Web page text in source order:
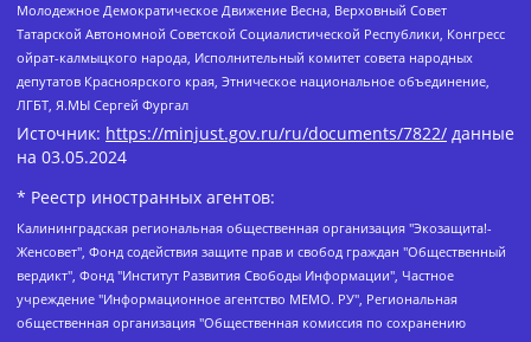
Молодежное Демократическое Движение Весна, Верховный Совет
Татарской Автономной Советской Социалистической Республики, Конгресс
ойрат-калмыцкого народа, Исполнительный комитет совета народных
депутатов Красноярского края, Этническое национальное объединение,
ЛГБТ, Я.МЫ Сергей Фургал
Источник: https://minjust.gov.ru/ru/documents/7822/ данные
на 03.05.2024
* Реестр иностранных агентов:
Калининградская региональная общественная организация "Экозащита!-Женсовет", Фонд содействия защите прав и свобод граждан "Общественный вердикт", Фонд "Институт Развития Свободы Информации", Частное учреждение "Информационное агентство МЕМО. РУ", Региональная общественная организация "Общественная комиссия по сохранению наследия академика Сахарова", Фонд поддержки свободы прессы, Санкт-Петербургская общественная правозащитная организация "Гражданский контроль", Межрегиональная общественная организация "Информационно-просветительский центр "Мемориал", Региональный Фонд "Центр Защиты Прав Средств Массовой Информации", с 05.12.2023 Фонд "Центр Защиты Прав Средств массовой информации", Региональная общественная благотворительная организация помощи беженцам и мигрантам "Гражданское содействие", Негосударственное образовательное учреждение дополнительного профессионального образования (повышение квалификации) специалистов "АКАДЕМИЯ ПО ПРАВАМ ЧЕЛОВЕКА", Свердловская региональная общественная организация "Сутяжник", Автономная некоммерческая организация "Центр независимых социологических исследований", Союз общественных объединений "Российский исследовательский центр по правам человека", Региональное общественное учреждение научно-информационный центр "МЕМОРИАЛ", Некоммерческая организация "Фонд защиты гласности", Автономная некоммерческая организация "Институт прав человека", Городская общественная организация "Екатеринбургское общество "МЕМОРИАЛ", Городская общественная организация "Рязанское историко-просветительское и правозащитное общество "Мемориал" (Рязанский Мемориал), Челябинский региональный орган общественной самодеятельности – женское общественное объединение "Женщины Евразии", Челябинский региональный орган общественной самодеятельности "Уральская правозащитная группа", Фонд содействия защите здоровья и социальной справедливости имени Андрея Рылькова, Автономная Некоммерческая Организация "Аналитический Центр Юрия Левады", Автономная некоммерческая организация социальной поддержки населения "Проект Апрель", Региональная общественная организация помощи женщинам и детям, находящимся в кризисной ситуации "Информационно-методический центр "Анна", Фонд содействия развитию массовых коммуникаций и правовому просвещению "Так-так-Так", Фонд содействия устойчивому развитию "Серебряная тайга", Свердловский региональный общественный фонд социальных проектов "Новое время", "Idel.Реалии", Кавказ.Реалии, Крым.Реалии, Телеканал Настоящее Время, Татаро-башкирская служба Радио Свобода (Azatliq Radiosi), Радио Свободная Европа/Радио Свобода (PCE/PC), "Сибирь.Реалии", "Фактограф", Благотворительный фонд помощи осужденным и их семьям, Автономная некоммерческая организация "Институт глобализации и социальных движений", Фонд "В защиту прав заключенных", Частное учреждение "Центр поддержки и содействия развитию средств массовой информации", Пензенский региональный общественный благотворительный фонд "Гражданский союз", "Север.Реалии", Некоммерческая организация Фонд "Правовая инициатива", Общество с ограниченной ответственностью "Радио Свободная Европа/Радио Свобода", Чешское информационное агентство "MEDIUM-ORIENT", Красноярская региональная общественная организация "Мы против СПИДа", Камалягин Денис Николаевич, Маркелов Сергей Евгеньевич, Пономарев Лев Александрович, Савицкая Людмила Алексеевна, Автономная некоммерческая организация "Центр по работе с проблемой насилия "НАСИЛИЮ.НЕТ", Межрегиональный профессиональный союз работников здравоохранения "Альянс врачей", Юридическое лицо, зарегистрированное в Латвийской Республике, SIA "Medusa Project" (регистрационный номер 40103797863, дата регистрации 10.06.2014), Некоммерческая организация "Фонд по борьбе с коррупцией", Автономная некоммерческая организация "Институт права и публичной политики", Баданин Роман Сергеевич, Гликин Максим Александрович, Железнова Мария Михайловна, Лукьянова Юлия Сергеевна, Маетная Елизавета Витальевна, Маняхин Петр Борисович, Чуракова Ольга Владимировна, Ярош Юлия Петровна, Юридическое лицо "The Insider SIA", зарегистрированное в Риге, Латвийская Республика (дата регистрации 26.06.2015), являющееся администратором доменного имени интернет-издания "The Insider SIA", https://theins.ru, Постернак Алексей Евгеньевич, Рубин Михаил Аркадьевич, Анин Роман Александрович, Юридическое лицо Istories fonds, зарегистрированное в Латвийской Республике (регистрационный номер 50008295751, дата регистрации 24.02.2020), Великовский Дмитрий Александрович, Долинина Ирина Николаевна, Мароховская Алеся Алексеевна, Шлейнов Роман Юрьевич, Шмагун Олеся Валентиновна, Общество с ограниченной ответственностью "Альтаир 2021", Общество с ограниченной ответственностью "Вега 2021", Общество с ограниченной ответственностью "Главный редактор 2021", Общество с ограниченной ответственностью "Ромашки монолит", Важенков Артем Валерьевич, Ивановская областная общественная организация "Центр гендерных исследований", Гурман Юрий Альбертович, Медиапроект "ОВД-Инфо", Егоров Владимир Владимирович, Жилинский Владимир Александрович, Общество с ограниченной ответственностью "ЗП", Иванова София Юрьевна, Карезина Инна Павловна, Кильтау Екатерина Викторовна, Петров Алексей Викторович, Пискунов Сергей Евгеньевич, Смирнов Сергей Сергеевич, Тихонов Михаил Сергеевич, Общество с ограниченной ответственностью "ЖУРНАЛИСТ-ИНОСТРАННЫЙ АГЕНТ", Арапова Галина Юрьевна, Вольтская Татьяна Анатольевна, Американская компания "Mason G.E.S. Anonymous Foundation" (США), являющаяся владельцем интернет-издания https://mnews.world/, Компания "Stichting Bellingcat", зарегистрированная в Нидерландах (дата регистрации 11.07.2018), Захаров Андрей Вячеславович, Клепиковская Екатерина Дмитриевна, Общество с ограниченной ответственностью "МЕМО", Перл Роман Александрович, Симонов Евгений Алексеевич, Соловьева Елена Анатольевна, Сотников Даниил Владимирович, Сурначева Елизавета Дмитриевна, Автономная некоммерческая организация по защите прав человека и информированию населения "Якутия – Наше Мнение", Общество с ограниченной ответственностью "Москоу диджитал медиа", с 26.01.2023 Общество с ограниченной ответственностью "Чайка Белые сады", Ветошкина Валерия Валерьевна, Заговора Максим Александрович, Межрегиональное общественное движение "Российская ЛГБТ - сеть", Оленичев Максим Владимирович, Павлов Иван Юрьевич, Скворцова Елена Сергеевна, Общество с ограниченной ответственностью "Как бы инагент", Кочетков Игорь Викторович, Общество с ограниченной ответственностью "Честные выборы", Еланчик Олег Александрович, Общество с ограниченной ответственностью "Нобелевский призыв", Гималова Регина Эмилевна, Григорьев Андрей Валерьевич, Григорьева Алина Александровна, Ассоциация по содействию защите прав призывников, альтернативнослужащих и военнослужащих "Правозащитная группа "Гражданин.Армия.Право", Хисамова Регина Фаритовна, Автономная некоммерческая организация по реализации социально-правовых программ "Лилит", Дальневосточное общественное движение "Маяк", Санкт-Петербургская ЛГБТ-инициативная группа "Выход", Инициативная группа ЛГБТ+ "Реверс", Алексеев Андрей Викторович, Бекбулатова Таисия Львовна, Беляев Иван Михайлович, Владыкина Елена Сергеевна, Гельман Марат Александрович, Никульшина Вероника Юрьевна, Толоконникова Надежда Андреевна, Шендерович Виктор Анатольевич, Общество с ограниченной ответственностью "Данное сообщение", Общество с ограниченной ответственностью Издательский дом "Новая глава", Айнбиндер Александра Александровна, Московский комьюнити-центр для ЛГБТ+инициатив, Благотворительный фонд развития филантропии, Deutsche Welle (Германия, Kurt-Schumacher-Strasse 3, 53113 Bonn), Борзунова Мария Михайловна, Воробьев Виктор Викторович, Голубева Анна Львовна, Константинова Алла Михайловна, Малкова Ирина Владимировна, Мурадов Мурад Абдулгалимович, Осетинская Елизавета Николаевна, Понасенков Евгений Николаевич, Ганапольский Матвей Юрьевич, Киселев Евгений Алексеевич, Борухович Ирина Григорьевна, Дремин Иван Тимофеевич, Дубровский Дмитрий Викторович, Красноярская региональная общественная организация поддержки и развития альтернативных образовательных технологий и межкультурных коммуникаций "ИНТЕРРА", Маяковская Екатерина Алексеевна, Фейгин Марк Захарович, Филимонов Андрей Викторович, Дзугкоева Регина Николаевна, Доброхотов Роман Александрович, Дудь Юрий Александрович, Елкин Сергей Владимирович, Кругликов Кирилл Игоревич, Сабунаева Мария Леонидовна, Семенов Алексей Владимирович, Шаинян Карен Багратович, Шульман Екатерина Михайловна, Асафьев Артур Валерьевич, Вахштайн Виктор Семенович, Венедиктов Алексей Алексеевич, Лушникова Екатерина Евгеньевна, Волков Леонид Михайлович, Невзоров Александр Глебович, Пархоменко Сергей Борисович, Сироткин Ярослав Николаевич, Кара-Мурза Владимир Владимирович, Баранова Наталья Владимировна, Гозман Леонид Яковлевич, Кагарлицкий Борис Юльевич, Климарев Михаил Валерьевич, Милов Владимир Станиславович, Автономная некоммерческая организация Краснодарский центр современного искусства "Типография", Моргенштерн Алишер Тагирович, Соболь Любовь Эдуардовна, Общество с ограниченной ответственностью "ЛИЗА НОРМ", Каспаров Гарри Кимович, Ходорковский Михаил Борисович, Общество с ограниченной ответственностью "Апрельские тезисы", Данилович Ирина Брониславовна, Кашин Олег Владимирович, Петров Николай Владимирович, Пивоваров Алексей Владимирович, Соколов Михаил Владимирович, Цветкова Юлия Владимировна, Чичваркин Евгений Александрович, Комитет против пыток/Команда против пыток, Общество с ограниченной ответственностью "Первый научный", Общество с ограниченной ответственностью "Вертолет и ко", Белоцерковская Вероника Борисовна, Кац Максим Евгеньевич, Лазарева Татьяна Юрьевна, Шаведдинов Руслан Табризович, Яшин Илья Валерьевич, Общество с ограниченной ответственностью "Иноагент ААВ", Алешковский Дмитрий Петрович, Альбац Евгения Марковна, Быков Дмитрий Львович, Галямина Юлия Евгеньевна, Лойко Сергей Леонидович, Мартынов Кирилл Константинович, Медведев Сергей Александрович, Крашенинников Федор Геннадиевич, Гордеева Катерина Вл